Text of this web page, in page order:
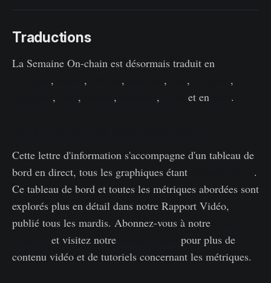
Traductions
La Semaine On-chain est désormais traduit en
, , , , ,
,
, , , , et en .
Cette lettre d'information s'accompagne d'un tableau de
bord en direct, tous les graphiques étant
.
Ce tableau de bord et toutes les métriques abordées sont
explorés plus en détail dans notre Rapport Vidéo,
publié tous les mardis. Abonnez-vous à notre
et visitez notre
pour plus de
contenu vidéo et de tutoriels concernant les métriques.